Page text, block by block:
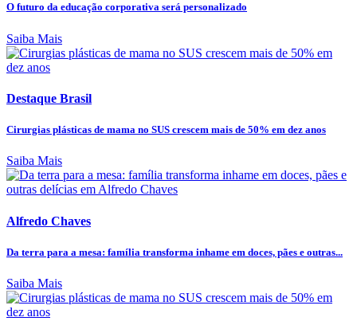
O futuro da educação corporativa será personalizado
Saiba Mais
Destaque Brasil
Cirurgias plásticas de mama no SUS crescem mais de 50% em dez anos
Saiba Mais
Alfredo Chaves
Da terra para a mesa: família transforma inhame em doces, pães e outras...
Saiba Mais